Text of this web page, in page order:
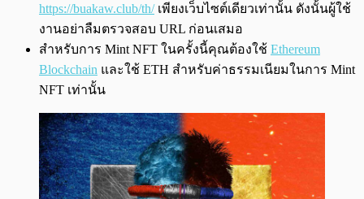
https://buakaw.club/th/เพียงเว็บไซต์เดียวเท่านั้น ดังนั้นผู้ใช้
งานอย่าลืมตรวจสอบ URL ก่อนเสมอ
สำหรับการ Mint NFT ในครั้งนี้คุณต้องใช้ Ethereum
Blockchain และใช้ ETH สำหรับค่าธรรมเนียมในการ Mint
NFT เท่านั้น